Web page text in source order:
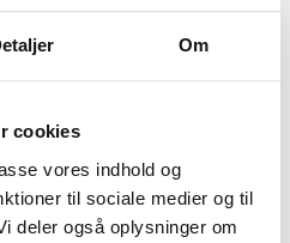
Om
cookies
vores indhold og
til sociale medier og til
deler også oplysninger om